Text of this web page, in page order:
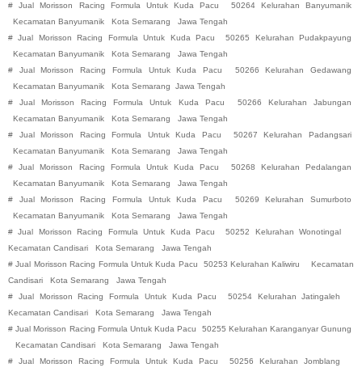
#
Jual Morisson Racing Formula Untuk Kuda Pacu
50264 Kelurahan Banyumanik
Kecamatan Banyumanik
Kota Semarang
Jawa Tengah
# Jual Morisson Racing Formula Untuk Kuda Pacu
50265 Kelurahan Pudakpayung
Kecamatan Banyumanik
Kota Semarang
Jawa Tengah
#
Jual Morisson Racing Formula Untuk Kuda Pacu
50266 Kelurahan Gedawang
Kecamatan Banyumanik
Kota Semarang
Jawa Tengah
#
Jual Morisson Racing Formula Untuk Kuda Pacu
50266 Kelurahan Jabungan
Kecamatan Banyumanik
Kota Semarang
Jawa Tengah
#
Jual Morisson Racing Formula Untuk Kuda Pacu
50267 Kelurahan Padangsari
Kecamatan Banyumanik
Kota Semarang
Jawa Tengah
#
Jual Morisson Racing Formula Untuk Kuda Pacu
50268 Kelurahan Pedalangan
Kecamatan Banyumanik
Kota Semarang
Jawa Tengah
#
Jual Morisson Racing Formula Untuk Kuda Pacu
50269 Kelurahan Sumurboto
Kecamatan Banyumanik
Kota Semarang
Jawa Tengah
# Jual Morisson Racing Formula Untuk Kuda Pacu
50252 Kelurahan Wonotingal
Kecamatan Candisari
Kota Semarang
Jawa Tengah
# Jual Morisson Racing Formula Untuk Kuda Pacu 50253 Kelurahan Kaliwiru
Kecamatan
Candisari
Kota Semarang
Jawa Tengah
#
Jual Morisson Racing Formula Untuk Kuda Pacu
50254 Kelurahan Jatingaleh
Kecamatan Candisari
Kota Semarang
Jawa Tengah
# Jual Morisson Racing Formula Untuk Kuda Pacu
50255 Kelurahan Karanganyar Gunung
Kecamatan Candisari
Kota Semarang
Jawa Tengah
#
Jual Morisson Racing Formula Untuk Kuda Pacu
50256 Kelurahan Jomblang